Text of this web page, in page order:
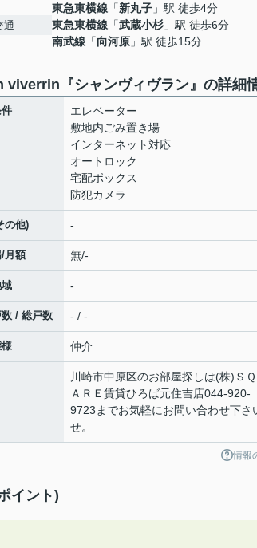
通
東急東横線 「新丸子 」駅 徒歩4分
東急東横線 「武蔵小杉 」駅 徒歩6分
南武線 「向河原 」駅 徒歩15分
viverrin『シャンヴィヴラン』の詳細
エレベーター
敷地内ごみ置き場
インターネット対応
オートロック
宅配ボックス
防犯カメラ
の他) -
月額 無/-
-
/ 総戸数 - / -
仲介
川崎市中原区のお部屋探しは(株)Ｓ
ＡＲＥ賃貸ひろば元住吉店044-920-
9723までお気軽にお問い合わせ下さ
せ。
情報
イント)